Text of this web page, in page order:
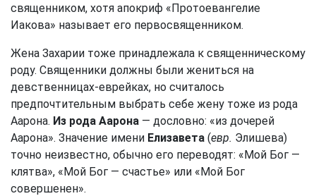
священником, хотя апокриф «Протоевангелие
Иакова» называет его первосвященником.
Жена Захарии тоже принадлежала к священническому
роду. Священники должны были жениться на
девственницах-еврейках, но считалось
предпочтительным выбрать себе жену тоже из рода
Аарона. Из рода Аарона — дословно: «из дочерей
Аарона». Значение имени Елизавета (евр. Элишева)
точно неизвестно, обычно его переводят: «Мой Бог —
клятва», «Мой Бог — счастье» или «Мой Бог
совершенен».